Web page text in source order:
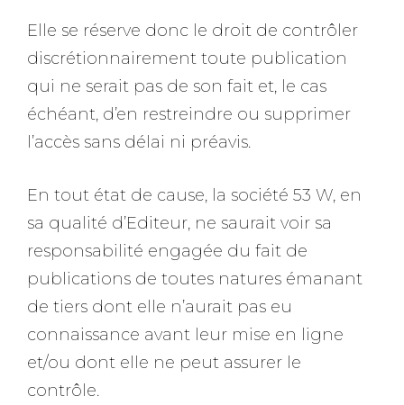
Elle se réserve donc le droit de contrôler
discrétionnairement toute publication
qui ne serait pas de son fait et, le cas
échéant, d’en restreindre ou supprimer
l’accès sans délai ni préavis.
En tout état de cause, la société 53 W, en
sa qualité d’Editeur, ne saurait voir sa
responsabilité engagée du fait de
publications de toutes natures émanant
de tiers dont elle n’aurait pas eu
connaissance avant leur mise en ligne
et/ou dont elle ne peut assurer le
contrôle.